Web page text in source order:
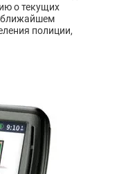
о текущих
ближайшем
полиции,